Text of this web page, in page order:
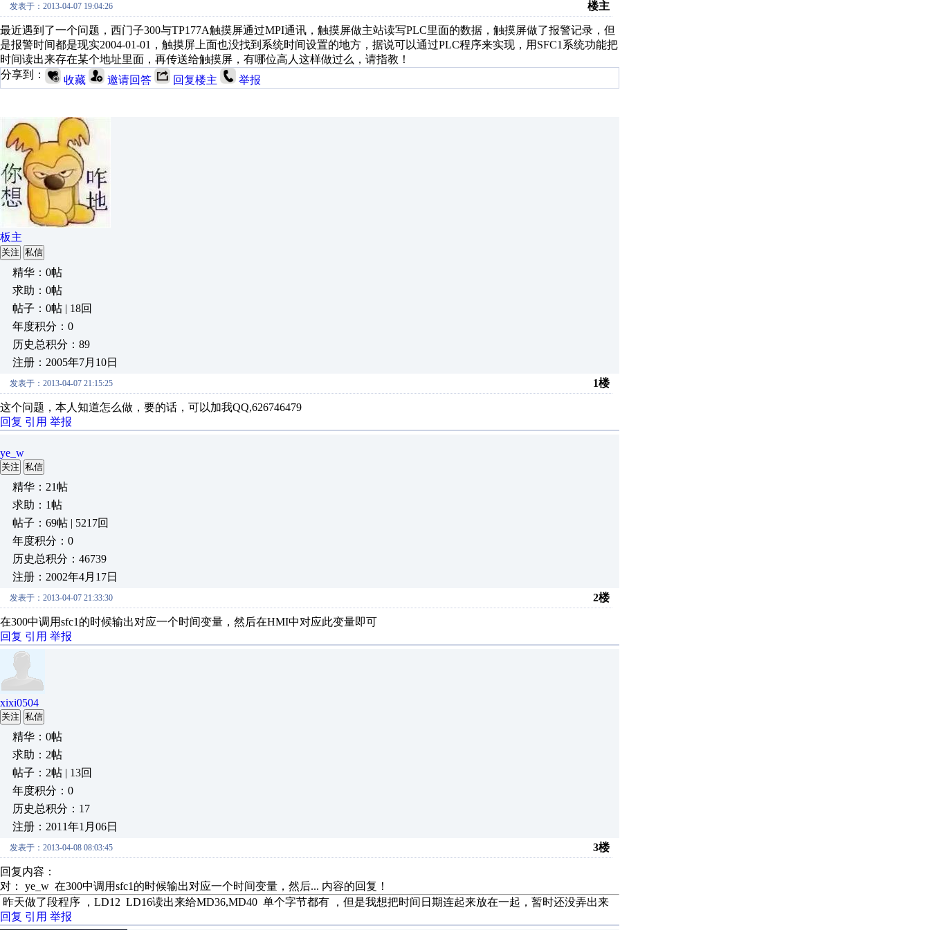
发表于：2013-04-07 19:04:26 楼主
最近遇到了一个问题，西门子300与TP177A触摸屏通过MPI通讯，触摸屏做主站读写PLC里面的数据，触摸屏做了报警记录，但
是报警时间都是现实2004-01-01，触摸屏上面也没找到系统时间设置的地方，据说可以通过PLC程序来实现，用SFC1系统功能把
时间读出来存在某个地址里面，再传送给触摸屏，有哪位高人这样做过么，请指教！
分享到：
收藏 邀请回答 回复楼主 举报
板主
关注 私信
精华：0帖
求助：0帖
帖子：0帖 | 18回
年度积分：0
历史总积分：89
注册：2005年7月10日
发表于：2013-04-07 21:15:25 1楼
这个问题，本人知道怎么做，要的话，可以加我QQ,626746479
回复 引用 举报
ye_w
关注 私信
精华：21帖
求助：1帖
帖子：69帖 | 5217回
年度积分：0
历史总积分：46739
注册：2002年4月17日
发表于：2013-04-07 21:33:30 2楼
在300中调用sfc1的时候输出对应一个时间变量，然后在HMI中对应此变量即可
回复 引用 举报
xixi0504
关注 私信
精华：0帖
求助：2帖
帖子：2帖 | 13回
年度积分：0
历史总积分：17
注册：2011年1月06日
发表于：2013-04-08 08:03:45 3楼
回复内容：
对： ye_w 在300中调用sfc1的时候输出对应一个时间变量，然后... 内容的回复！
昨天做了段程序 ，LD12 LD16读出来给MD36,MD40 单个字节都有 ，但是我想把时间日期连起来放在一起，暂时还没弄出来
回复 引用 举报